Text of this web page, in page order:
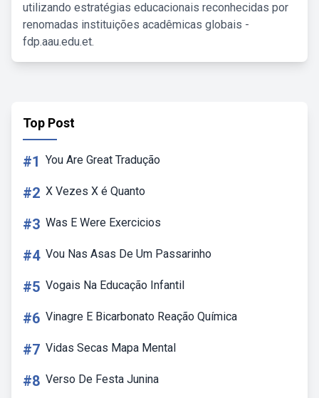
utilizando estratégias educacionais reconhecidas por
renomadas instituições acadêmicas globais -
fdp.aau.edu.et.
Top Post
#1 You Are Great Tradução
#2 X Vezes X é Quanto
#3 Was E Were Exercicios
#4 Vou Nas Asas De Um Passarinho
#5 Vogais Na Educação Infantil
#6 Vinagre E Bicarbonato Reação Química
#7 Vidas Secas Mapa Mental
#8 Verso De Festa Junina